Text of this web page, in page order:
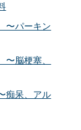
〜パーキン
脳梗塞、
痴呆、アル